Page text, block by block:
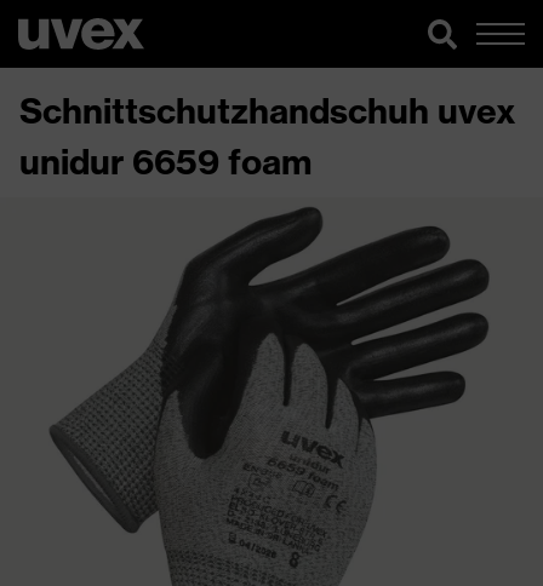
Schnittschutzhandschuh uvex
unidur 6659 foam